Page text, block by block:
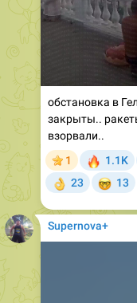
обстановка в
закрыты..
взорвали..
1
1.1K
23 13
Supernova+